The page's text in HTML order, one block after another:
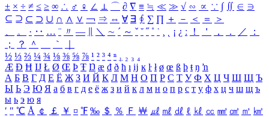
± × ÷ ≠ ≤ ≥ ∞ ∴ ♂ ♀ ∠ ⊥ ⌒ ∂ ∇ ≡ ≒ ≪ ≫ √ ∽ ∝ ∵ ∫ ∬ ∈ ∋
⊆ ⊇ ⊂ ⊃ ∪ ∩ ∧ ∨ ￢ ⇒ ⇔ ∀ ∃ ∮ ∑ ∏ ＋ － ＜ ＝
＞
、
。 · ‥ … ¨ 〃 ― ＼ ∼ ´ ～ ˇ ˘ ˝ ˚ ˙ ¸ ¡ ¿ ː ！ ＇ ， ． ／
：
；
？ ＾ ｀
½ ⅓ ⅔ ¼ ¾ ⅛ ⅜ ⅝ ⅞ ¹ ² ³ ⁴ ⁿ ₁ ₂ ₃ ₄
Æ Ð Ħ Ĳ Ł Ø Œ Þ Ŧ Ŋ æ đ ð ħ ı ĳ ĸ ŀ ł ø œ ß þ ŧ ŋ ŉ
А Б В Г Д Е Ё Ж З И Й К Л М Н О П Р С Т У Ф Х Ц Ч Ш Щ Ъ
Ы Ь Э Ю Я а б в г д е ё ж з и й к л м н о п р с т у ф х ц ч ш щ ъ
ы ь э ю я
′ ″ ℃ Å ￠ ￡ ￥ ¤ ℉ ‰ ＄ ％ Ｆ ￦ ㎕ ㎖ ㎗ ℓ ㎘ ㏄ ㎣ ㎤ ㎥ ㎦